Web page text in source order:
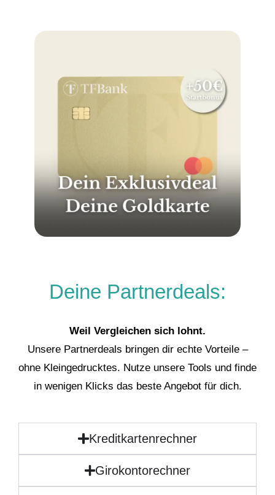
Deine Partnerdeals:
Weil Vergleichen sich lohnt.
Unsere Partnerdeals bringen dir echte Vorteile –
ohne Kleingedrucktes. Nutze unsere Tools und finde
in wenigen Klicks das beste Angebot für dich.
Kreditkartenrechner
Girokontorechner